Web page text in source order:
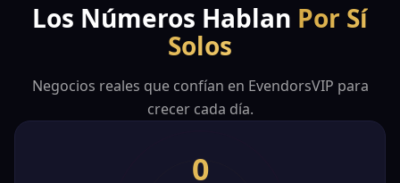
Los Números Hablan Por Sí
Solos
Negocios reales que confían en EvendorsVIP para
crecer cada día.
0